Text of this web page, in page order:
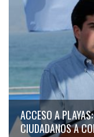
ACCESO A
CIUDADANOS A